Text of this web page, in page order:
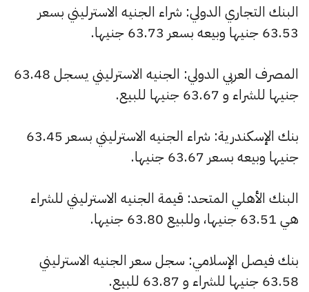
البنك التجاري الدولي: شراء الجنيه الاسترليني بسعر
63.53 جنيها وبيعه بسعر 63.73 جنيها.
المصرف العربي الدولي: الجنيه الاسترليني يسجل 63.48
جنيها للشراء و 63.67 جنيها للبيع.
بنك الإسكندرية: شراء الجنيه الاسترليني بسعر 63.45
جنيها وبيعه بسعر 63.67 جنيها.
البنك الأهلي المتحد: قيمة الجنيه الاسترليني للشراء
هي 63.51 جنيها، وللبيع 63.80 جنيها.
بنك فيصل الإسلامي: سجل سعر الجنيه الاسترليني
63.58 جنيها للشراء و 63.87 للبيع.